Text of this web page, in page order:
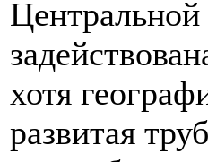
хотя
развитая